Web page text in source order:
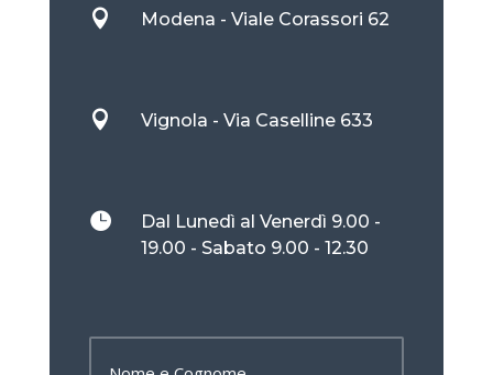
 Modena - Viale Corassori 62
 Vignola - Via Caselline 633

Dal Lunedì al Venerdì 9.00 -
19.00 - Sabato 9.00 - 12.30